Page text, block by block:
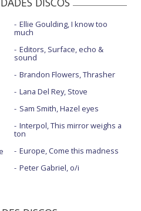
Ellie Goulding, I know too
much
Editors, Surface, echo &
sound
Brandon Flowers, Thrasher
Lana Del Rey, Stove
Sam Smith, Hazel eyes
Interpol, This mirror weighs a
ton
Europe, Come this madness
Peter Gabriel, o/i